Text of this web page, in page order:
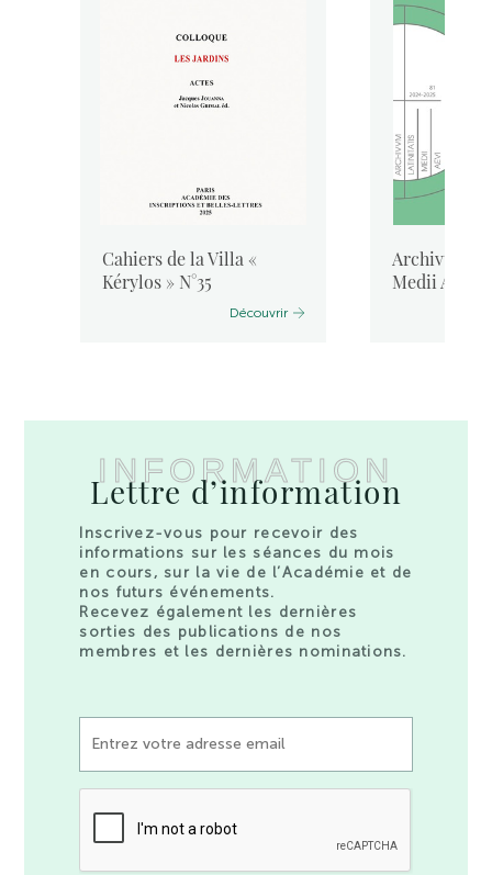
Cahiers de la Villa «
Kérylos » N°35
Découvrir
Archivum
Medii Aevi,
INFORMATION
Lettre d’information
Inscrivez-vous pour recevoir des
informations sur les séances du mois
en cours, sur la vie de l’Académie et de
nos futurs événements.
Recevez également les dernières
sorties des publications de nos
membres et les dernières nominations.